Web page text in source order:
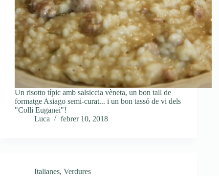
Un risotto típic amb salsiccia vèneta, un bon tall de
formatge Asiago semi-curat... i un bon tassó de vi dels
"Colli Euganei"!
Luca
febrer 10, 2018
Italianes, Verdures